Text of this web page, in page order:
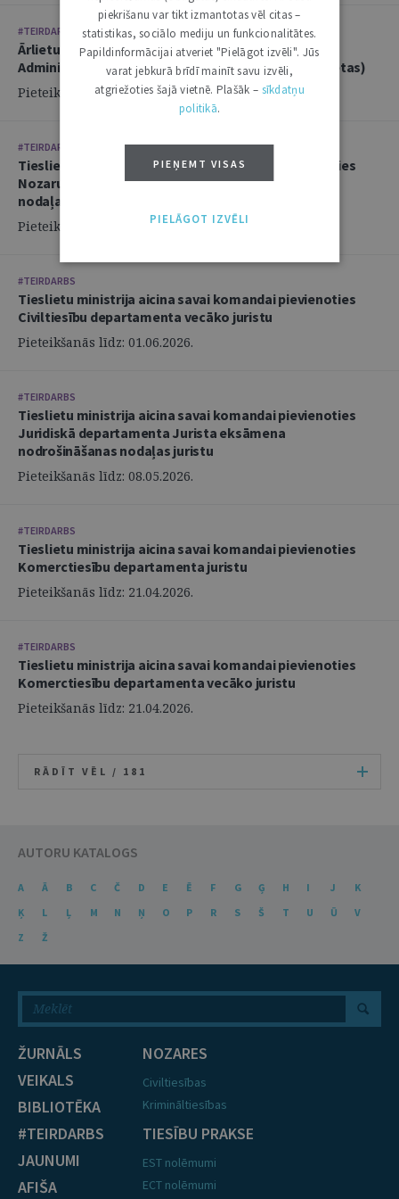
#TEIRDARBS
Ārlietu ministrija aicina savā komandā pievienoties
Administratīvi tiesiskās nodaļas juristu (2 amata vietas)
Pieteikšanās līdz: 14.06.2026.
#TEIRDARBS
Tieslietu ministrija aicina savai komandai pievienoties
Nozaru politikas departamenta Politikas izstrādes
nodaļas juristu
Pieteikšanās līdz: 02.06.2026.
#TEIRDARBS
Tieslietu ministrija aicina savai komandai pievienoties
Civiltiesību departamenta vecāko juristu
Pieteikšanās līdz: 01.06.2026.
#TEIRDARBS
Tieslietu ministrija aicina savai komandai pievienoties
Juridiskā departamenta Jurista eksāmena
nodrošināšanas nodaļas juristu
Pieteikšanās līdz: 08.05.2026.
#TEIRDARBS
Tieslietu ministrija aicina savai komandai pievienoties
Komerctiesību departamenta juristu
Pieteikšanās līdz: 21.04.2026.
#TEIRDARBS
Tieslietu ministrija aicina savai komandai pievienoties
Komerctiesību departamenta vecāko juristu
Pieteikšanās līdz: 21.04.2026.
RĀDĪT VĒL / 181
AUTORU KATALOGS
A Ā B C Č D E Ē F G Ģ H I J
K
Ķ
L Ļ M N Ņ O P R S Š T U Ū
V
Z
Ž
ŽURNĀLS
VEIKALS
BIBLIOTĒKA
#TEIRDARBS
JAUNUMI
AFIŠA
NOZARES
Civiltiesības
Krimināltiesības
TIESĪBU PRAKSE
EST nolēmumi
ECT nolēmumi
piekrišanu var tikt izmantotas vēl citas –
statistikas, sociālo mediju un funkcionalitātes.
Papildinformācijai atveriet "Pielāgot izvēli". Jūs
varat jebkurā brīdī mainīt savu izvēli,
atgriežoties šajā vietnē. Plašāk – sīkdatņu
politikā.
PIEŅEMT VISAS
PIELĀGOT IZVĒLI